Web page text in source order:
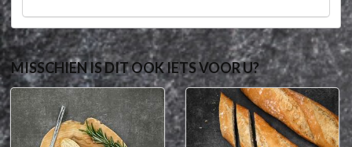
MISSCHIEN IS DIT OOK IETS VOOR U?